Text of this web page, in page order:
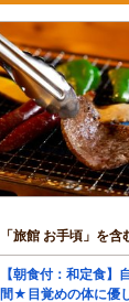
「旅館 お手頃」を
【朝食付：和定食】
間★目覚めの体に優